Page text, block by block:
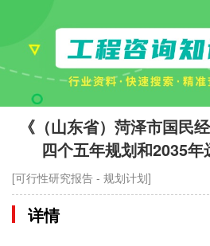
《（山东省）菏泽市国民
四个五年规划和2035年
[可行性研究报告 - 规划计划]
详情